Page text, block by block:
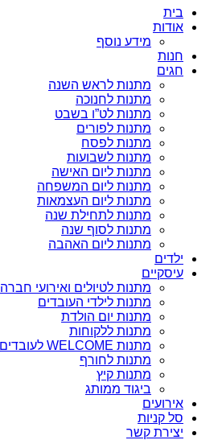
בית
אודות
מידע נוסף
חנות
חגים
מתנות לראש השנה
מתנות לחנוכה
מתנות לט”ו בשבט
מתנות לפורים
מתנות לפסח
מתנות לשבועות
מתנות ליום האישה
מתנות ליום המשפחה
מתנות ליום העצמאות
מתנות לתחילת שנה
מתנות לסוף שנה
מתנות ליום האהבה
ילדים
עיסקיים
מתנות לטיולים ואירועי חברה
מתנות לילדי העובדים
מתנות יום הולדת
מתנות ללקוחות
מתנות WELCOME לעובדים
מתנות לחורף
מתנות קיץ
ביגוד ממותג
אירועים
סל קניות
יצירת קשר